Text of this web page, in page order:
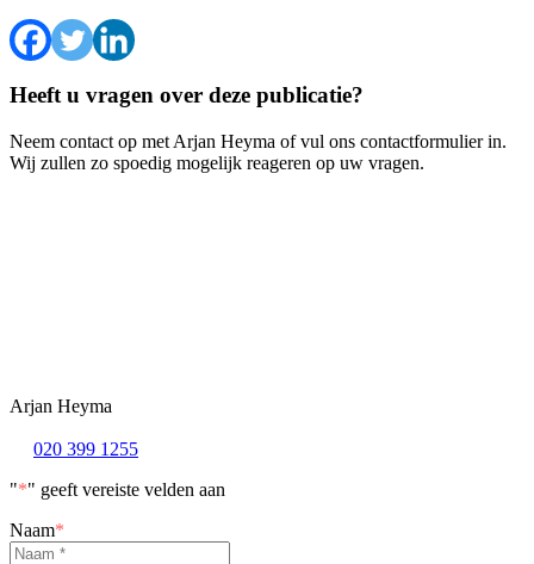
Heeft u vragen over deze publicatie?
Neem contact op met Arjan Heyma of vul ons contactformulier in.
Wij zullen zo spoedig mogelijk reageren op uw vragen.
Arjan Heyma
020 399 1255
"*" geeft vereiste velden aan
Naam*